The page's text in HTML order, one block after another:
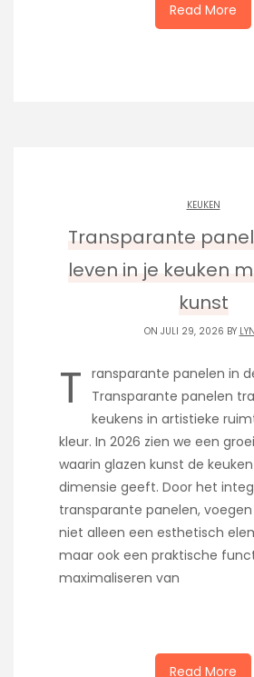
Read More
KEUKEN
Transparante
leven in je keuken
kunst
ON JULI 29, 2026 BY
T ransparante panelen in
Transparante panelen
keukens in artistieke
kleur. In 2026 zien we een
waarin glazen kunst de
dimensie geeft. Door het
transparante panelen,
niet alleen een esthetisch
maar ook een praktische
maximaliseren van
Read More